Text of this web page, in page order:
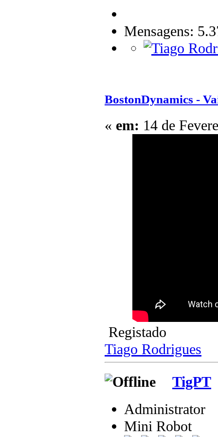
Mensagens:
BostonDynamics -
« em: 14 de
Registado
Tiago Rodrigues
TigPT
Administrator
Mini Robot